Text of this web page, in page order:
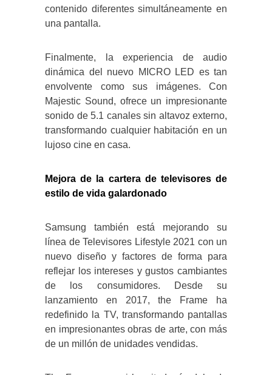
contenido diferentes simultáneamente en
una pantalla.
Finalmente, la experiencia de audio
dinámica del nuevo MICRO LED es tan
envolvente como sus imágenes. Con
Majestic Sound, ofrece un impresionante
sonido de 5.1 canales sin altavoz externo,
transformando cualquier habitación en un
lujoso cine en casa.
Mejora de la cartera de televisores de
estilo de vida galardonado
Samsung también está mejorando su
línea de Televisores Lifestyle 2021 con un
nuevo diseño y factores de forma para
reflejar los intereses y gustos cambiantes
de los consumidores. Desde su
lanzamiento en 2017, the Frame ha
redefinido la TV, transformando pantallas
en impresionantes obras de arte, con más
de un millón de unidades vendidas.